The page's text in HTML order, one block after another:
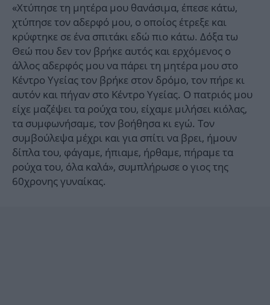
«Χτύπησε τη μητέρα μου θανάσιμα, έπεσε κάτω,
χτύπησε τον αδερφό μου, ο οποίος έτρεξε και
κρύφτηκε σε ένα σπιτάκι εδώ πιο κάτω. Δόξα τω
Θεώ που δεν τον βρήκε αυτός και ερχόμενος ο
άλλος αδερφός μου να πάρει τη μητέρα μου στο
Κέντρο Υγείας τον βρήκε στον δρόμο, τον πήρε κι
αυτόν και πήγαν στο Κέντρο Υγείας. Ο πατριός μου
είχε μαζέψει τα ρούχα του, είχαμε μιλήσει κιόλας,
τα συμφωνήσαμε, τον βοήθησα κι εγώ. Τον
συμβούλεψα μέχρι και για σπίτι να βρει, ήμουν
δίπλα του, φάγαμε, ήπιαμε, ήρθαμε, πήραμε τα
ρούχα του, όλα καλά», συμπλήρωσε ο γιος της
60χρονης γυναίκας.